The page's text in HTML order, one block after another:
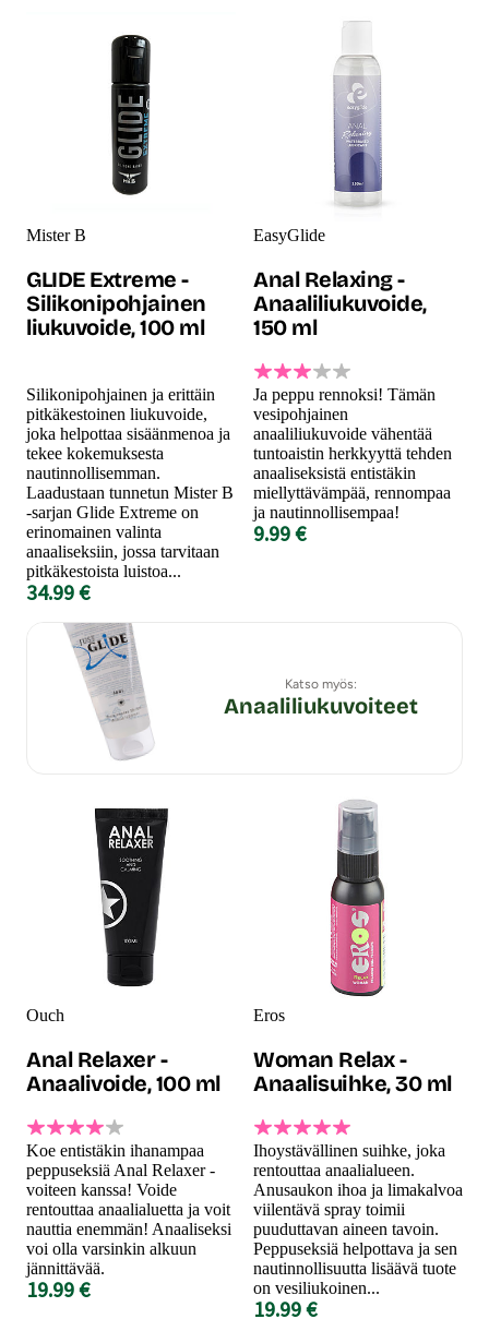
Mister B
GLIDE Extreme -
Silikonipohjainen
liukuvoide, 100 ml
Silikonipohjainen ja erittäin
pitkäkestoinen liukuvoide,
joka helpottaa sisäänmenoa ja
tekee kokemuksesta
nautinnollisemman.
Laadustaan tunnetun Mister B
-sarjan Glide Extreme on
erinomainen valinta
anaaliseksiin, jossa tarvitaan
pitkäkestoista luistoa...
34.99 €
EasyGlide
Anal Relaxing -
Anaaliliukuvoide,
150 ml
Ja peppu rennoksi! Tämän
vesipohjainen
anaaliliukuvoide vähentää
tuntoaistin herkkyyttä tehden
anaaliseksistä entistäkin
miellyttävämpää, rennompaa
ja nautinnollisempaa!
9.99 €
Katso myös:
Anaaliliukuvoiteet
Ouch
Anal Relaxer -
Anaalivoide, 100 ml
Koe entistäkin ihanampaa
peppuseksiä Anal Relaxer -
voiteen kanssa! Voide
rentouttaa anaalialuetta ja voit
nauttia enemmän! Anaaliseksi
voi olla varsinkin alkuun
jännittävää.
19.99 €
Eros
Woman Relax -
Anaalisuihke, 30 ml
Ihoystävällinen suihke, joka
rentouttaa anaalialueen.
Anusaukon ihoa ja limakalvoa
viilentävä spray toimii
puuduttavan aineen tavoin.
Peppuseksiä helpottava ja sen
nautinnollisuutta lisäävä tuote
on vesiliukoinen...
19.99 €